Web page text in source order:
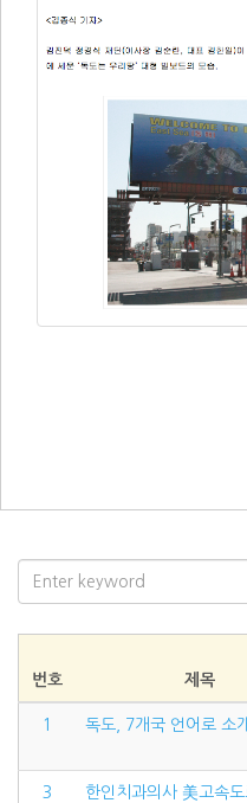
번호 제목
1 독도, 7개국 언어로 소
3
한인치과의사 美고속